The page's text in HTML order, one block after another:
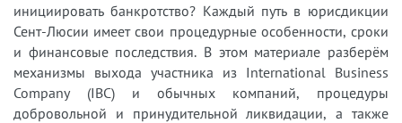
инициировать банкротство? Каждый путь в юрисдикции
Сент-Люсии имеет свои процедурные особенности, сроки
и финансовые последствия. В этом материале разберём
механизмы выхода участника из International Business
Company (IBC) и обычных компаний, процедуры
добровольной и принудительной ликвидации, а также